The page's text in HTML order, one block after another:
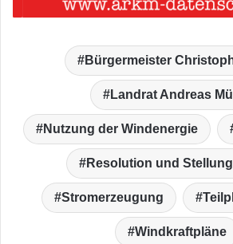
Bürgermeister
Landrat Andreas
Nutzung der Windenergie
Resolution und
Stromerzeugung
Windkraftpläne